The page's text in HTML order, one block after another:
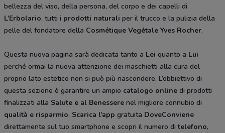
bellezza del viso, della persona, del corpo e dei capelli di
L’Erbolario, tutti i prodotti naturali per il trucco e la pulizia della
pelle del fondatore della Cosmétique Vegétale Yves Rocher.
Questa nuova pagina sarà dedicata tanto a Lei quanto a Lui
perché ormai la nuova attenzione dei maschietti alla cura del
proprio lato estetico non si può più nascondere. L’obbiettivo di
questa sezione è garantire un ampio catalogo online di prodotti
finalizzati alla Salute e al Benessere nel migliore connubio di
qualità e risparmio. Scarica l'app gratuita DoveConviene
direttamente sul tuo smartphone e scopri il numero ditelefono,